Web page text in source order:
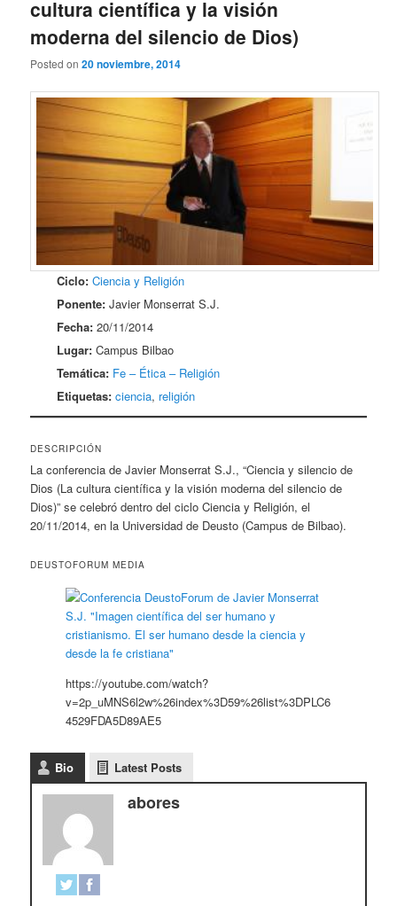
cultura científica y la visión
moderna del silencio de Dios)
Posted on20 noviembre, 2014
Ciclo: Ciencia y Religión
Ponente: Javier Monserrat S.J.
Fecha: 20/11/2014
Lugar: Campus Bilbao
Temática: Fe – Ética – Religión
Etiquetas: ciencia, religión
DESCRIPCIÓN
La conferencia de Javier Monserrat S.J., “Ciencia y silencio de
Dios (La cultura científica y la visión moderna del silencio de
Dios)” se celebró dentro del ciclo Ciencia y Religión, el
20/11/2014, en la Universidad de Deusto (Campus de Bilbao).
DEUSTOFORUM MEDIA
https://youtube.com/watch?
v=2p_uMNS6l2w%26index%3D59%26list%3DPLC6
4529FDA5D89AE5
Bio Latest Posts
abores